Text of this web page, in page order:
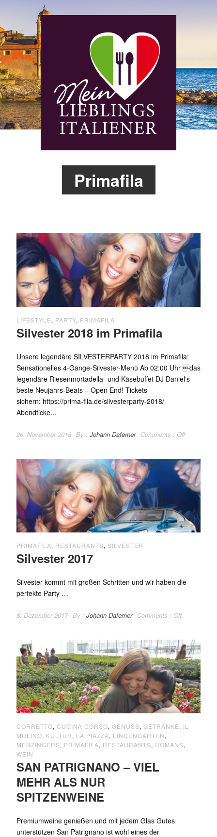
Primafila
LIFESTYLE, PARTY, PRIMAFILA
Silvester 2018 im Primafila
Unsere legendäre SILVESTERPARTY 2018 im Primafila:
Sensationelles 4-Gänge-Silvester-Menü Ab 02:00 Uhr das
legendäre Riesen­mortadella- und Käsebuffet DJ Daniel‘s
beste Neujahrs-Beats – Open End! Tickets
sichern: https://prima-fila.de/silvesterparty-2018/
Abendticke...
26. November 2018 By : Johann Daferner Comments : Off
PRIMAFILA, RESTAURANTS, SILVESTER
Silvester 2017
Silvester kommt mit großen Schritten und wir haben die
perfekte Party …
8. Dezember 2017 By : Johann Daferner Comments : Off
CORRETTO, CUCINA CORSO, GENUSS, GETRÄNKE, IL
MULINO, KULTUR, LA PIAZZA, LINDENGARTEN,
MENZINGERS, PRIMAFILA, RESTAURANTS, ROMANS,
WEIN
SAN PATRIGNANO – VIEL
MEHR ALS NUR
SPITZENWEINE
Premiumweine genießen und mit jedem Glas Gutes
unterstützen San Patrignano ist wohl eines der